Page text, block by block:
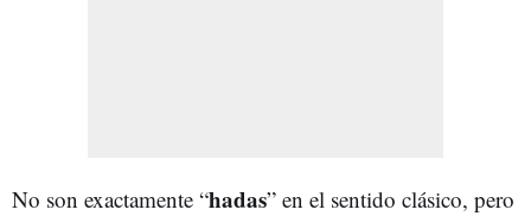
No son exactamente “hadas” en el sentido clásico, pero